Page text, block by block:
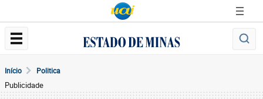
Início Politica
Publicidade